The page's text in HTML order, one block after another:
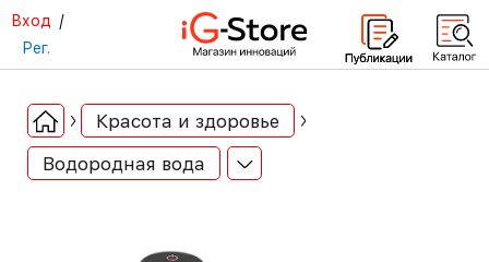
Вход /
Рег.
Красота и здоровье
Водородная вода